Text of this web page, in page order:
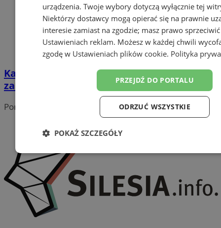
Katowice solidarne z Izraelem. "Spodek"
zaświecił się na niebiesko
Portal należy do sieci
urządzenia. Twoje wybory dotyczą wyłącznie tej
Niektórzy dostawcy mogą opierać się na prawnie
interesie zamiast na zgodzie; masz prawo
Ustawieniach reklam. Możesz w każdej chwili
zgodę w Ustawieniach plików cookie. Polityka
PRZEJDŹ DO PORTALU
ODRZUĆ WSZYSTKIE
POKAŻ SZCZEGÓŁY
Niezbędne Wydajność Targetowanie
Niesklasyfikowane